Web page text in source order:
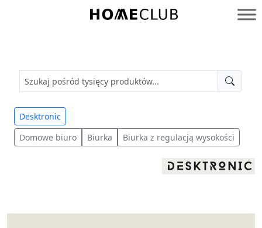
Homeclub
Desktronic
Domowe biuro
Biurka Biurka z regulacją wysokości